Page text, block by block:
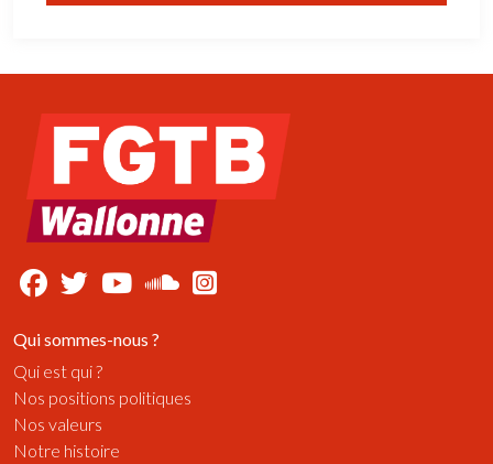
Qui sommes-nous ?
Qui est qui ?
Nos positions politiques
Nos valeurs
Notre histoire